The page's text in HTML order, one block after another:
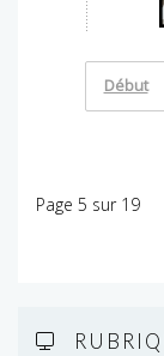
Début
Page 5 sur 19